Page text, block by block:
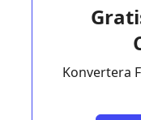
Konvertera